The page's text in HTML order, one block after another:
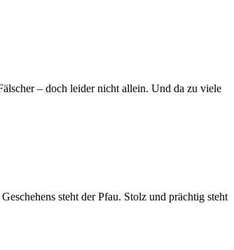
– doch leider nicht allein. Und da zu viele
steht der Pfau. Stolz und prächtig steht